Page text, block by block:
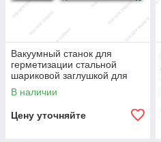
Вакуумный станок для
герметизации стальной
шариковой заглушкой для
призматических
аккумуляторов
В наличии
Цену уточняйте